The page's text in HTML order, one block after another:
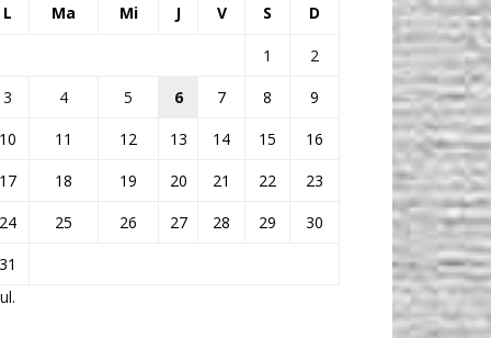
L Ma Mi J V S D
1
2
3
4 5 6 7 8
9
11 12 13 14 15
16
18 19 20 21 22
23
25 26 27 28 29
30